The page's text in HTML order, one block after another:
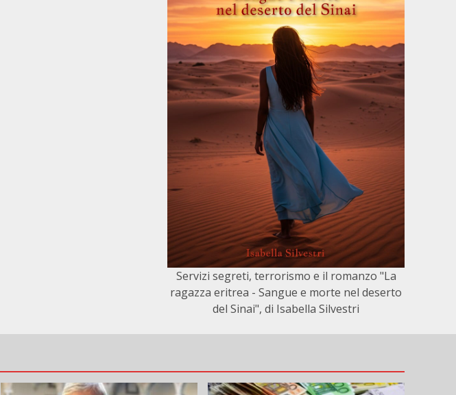
Servizi segreti, terrorismo e il romanzo "La
ragazza eritrea - Sangue e morte nel deserto
del Sinai", di Isabella Silvestri